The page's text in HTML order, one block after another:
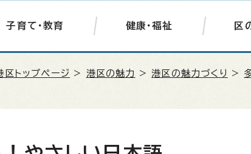
子育て・教育 健康・福祉 区
区トップページ > 港区の魅力 >港区の魅力づくり >